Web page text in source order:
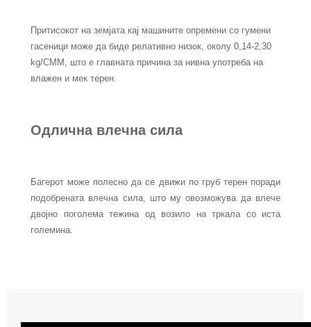
Притисокот на земјата кај машините опремени со гумени
гасеници може да биде релативно низок, околу 0,14-2,30
kg/CMM, што е главната причина за нивна употреба на
влажен и мек терен.
Одлична влечна сила
Багерот може полесно да се движи по груб терен поради
подобрената влечна сила, што му овозможува да влече
двојно поголема тежина од возило на тркала со иста
големина.